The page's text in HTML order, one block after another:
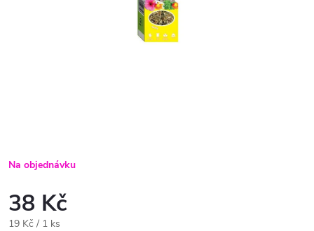
Na objednávku
38 Kč
Měrná
19 Kč / 1 ks